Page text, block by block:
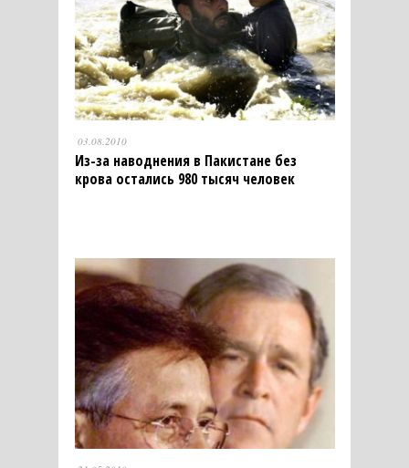
03.08.2010
Из-за наводнения в Пакистане без
крова остались 980 тысяч человек